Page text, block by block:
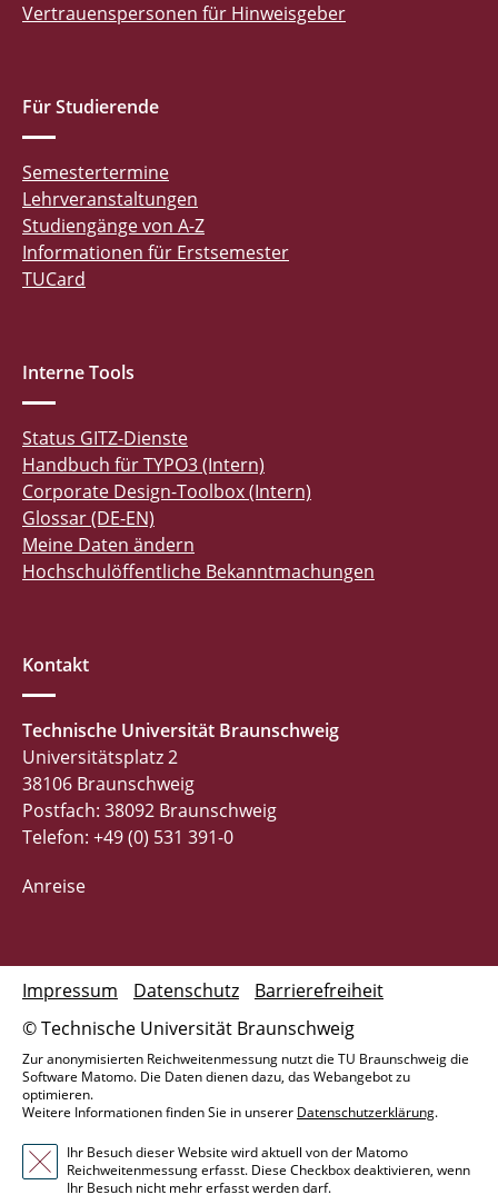
Vertrauenspersonen für Hinweisgeber
Für Studierende
Semestertermine
Lehrveranstaltungen
Studiengänge von A-Z
Informationen für Erstsemester
TUCard
Interne Tools
Status GITZ-Dienste
Handbuch für TYPO3 (Intern)
Corporate Design-Toolbox (Intern)
Glossar (DE-EN)
Meine Daten ändern
Hochschulöffentliche Bekanntmachungen
Kontakt
Technische Universität Braunschweig
Universitätsplatz 2
38106 Braunschweig
Postfach: 38092 Braunschweig
Telefon: +49 (0) 531 391-0
Anreise
© Technische Universität Braunschweig
Impressum Datenschutz Barrierefreiheit
Zur anonymisierten Reichweitenmessung nutzt die TU Braunschweig die
Software Matomo. Die Daten dienen dazu, das Webangebot zu
optimieren.
Weitere Informationen finden Sie in unserer Datenschutzerklärung.
Ihr Besuch dieser Website wird aktuell von der Matomo
Reichweitenmessung erfasst. Diese Checkbox deaktivieren, wenn
Ihr Besuch nicht mehr erfasst werden darf.